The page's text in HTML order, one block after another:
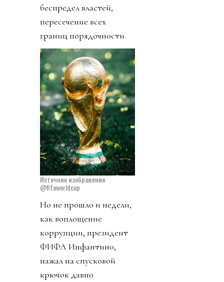
беспредел властей,
пересечение всех
границ порядочности.
Источник изображения
@fifaworldcup
Но не прошло и недели,
как воплощение
коррупции, президент
ФИФА Инфантино,
нажал на спусковой
крючок давно